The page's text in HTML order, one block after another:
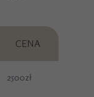
CENA
2500zł